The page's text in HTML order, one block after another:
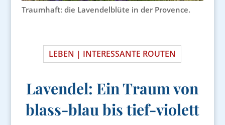
Traumhaft: die Lavendelblüte in der Provence.
LEBEN | INTERESSANTE ROUTEN
Lavendel: Ein Traum von
blass-blau bis tief-violett